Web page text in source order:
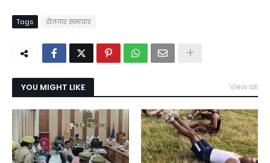
Tags रोजगार समाचार
YOU MIGHT LIKE View all